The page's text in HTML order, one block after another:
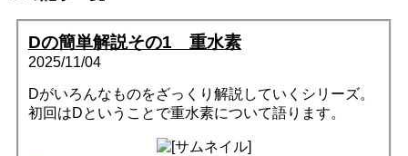
Dの簡単解説その1 重水素
2025/11/04
Dがいろんなものをざっくり解説していくシリーズ。
初回はDということで重水素について語ります。